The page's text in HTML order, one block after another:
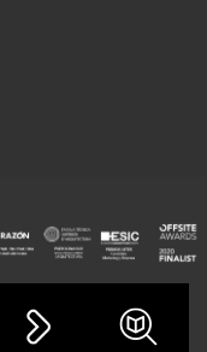
Almussafes Valencia